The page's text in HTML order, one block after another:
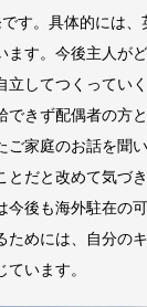
す。具体的には
ます。今後主人が
立してつくってい
できず配偶者の方
ご家庭のお話を聞
とだと改めて気づ
今後も海外駐在の
ためには、自分の
います。